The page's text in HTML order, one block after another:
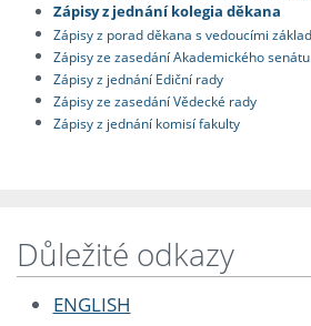
Zápisy z jednání kolegia děkana
Zápisy z porad děkana s vedoucími
Zápisy ze zasedání Akademického senátu
Zápisy z jednání Ediční rady
Zápisy ze zasedání Vědecké rady
Zápisy z jednání komisí fakulty
Důležité odkazy
ENGLISH